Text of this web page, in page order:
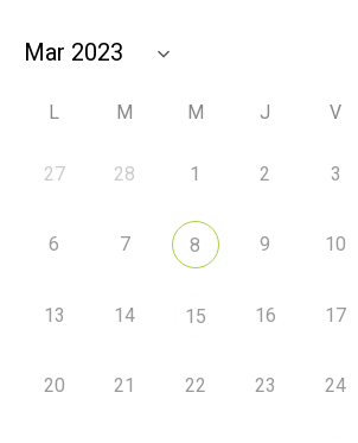
L M M J V
27 28 1 2 3
6 7 8 9 10
13 14 15 16 17
20 21 22 23 24